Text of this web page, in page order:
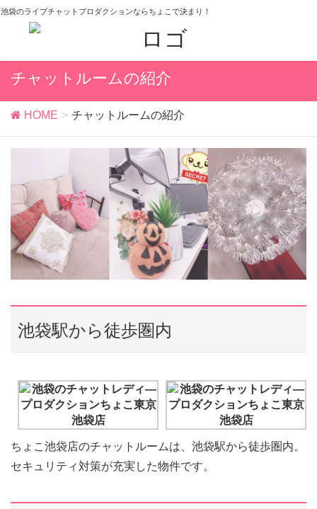
池袋のライブチャットプロダクションならちょこで決まり！
チャットルームの紹介
HOME チャットルームの紹介
池袋駅から徒歩圏内
ちょこ池袋店のチャットルームは、池袋駅から徒歩圏内。
セキュリティ対策が充実した物件です。